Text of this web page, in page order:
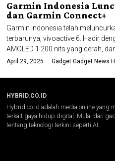
Garmin Indonesia
dan Garmin Connect+
Garmin Indonesia telah
terbarunya, vívoactive 6. Hadir
AMOLED 1.200 nits yang cerah,
April 29, 2025 Gadget·Gadget News·
HYBRID.CO.ID
Hybrid.co.id adalah media online yang
terkait gaya hidup digital. Mulai dari
tentang teknologi terkini seperti AI.